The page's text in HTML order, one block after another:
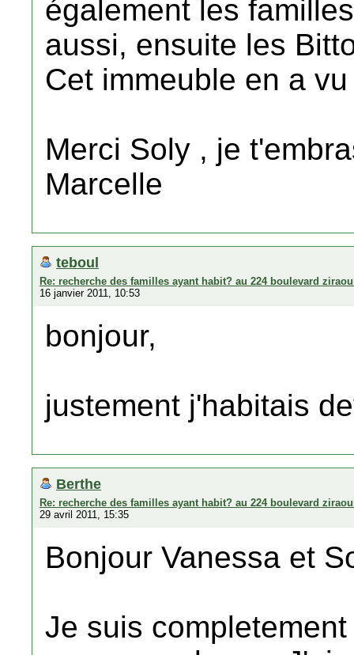
également les
aussi, ensuite les
Cet immeuble en a
Merci Soly , je
Marcelle
teboul
Re: recherche des familles ayant habit? au 224 boulevard
16 janvier 2011, 10:53
bonjour,
justement j'habitais
Berthe
Re: recherche des familles ayant habit? au 224 boulevard
29 avril 2011, 15:35
Bonjour Vanessa et
Je suis